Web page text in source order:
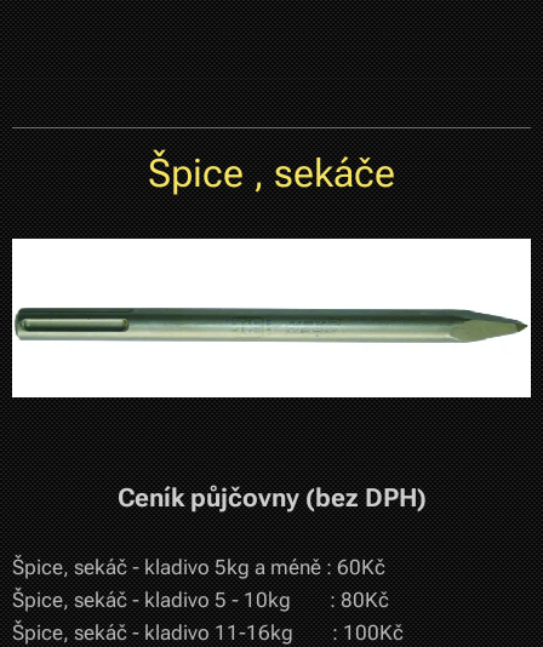
Špice , sekáče
Ceník půjčovny (bez DPH)
Špice, sekáč - kladivo 5kg a méně : 60Kč
Špice, sekáč - kladivo 5 - 10kg : 80Kč
Špice, sekáč - kladivo 11-16kg : 100Kč